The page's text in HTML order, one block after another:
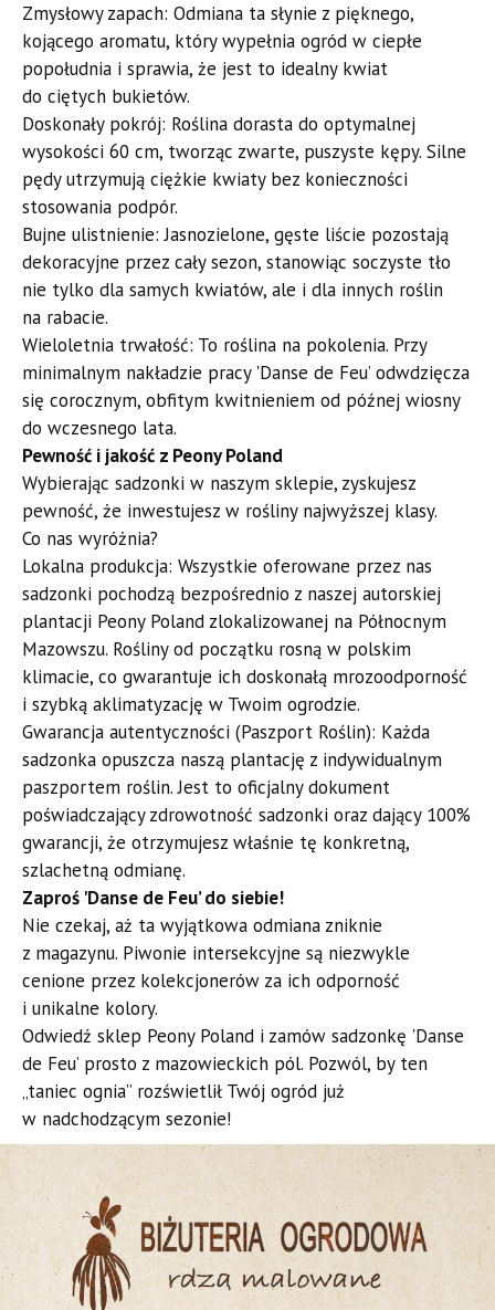
​Zmysłowy zapach: Odmiana ta słynie z pięknego,
kojącego aromatu, który wypełnia ogród w ciepłe
popołudnia i sprawia, że jest to idealny kwiat
do ciętych bukietów.
​Doskonały pokrój: Roślina dorasta do optymalnej
wysokości 60 cm, tworząc zwarte, puszyste kępy. Silne
pędy utrzymują ciężkie kwiaty bez konieczności
stosowania podpór.
​Bujne ulistnienie: Jasnozielone, gęste liście pozostają
dekoracyjne przez cały sezon, stanowiąc soczyste tło
nie tylko dla samych kwiatów, ale i dla innych roślin
na rabacie.
​Wieloletnia trwałość: To roślina na pokolenia. Przy
minimalnym nakładzie pracy 'Danse de Feu’ odwdzięcza
się corocznym, obfitym kwitnieniem od późnej wiosny
do wczesnego lata.
​Pewność i jakość z Peony Poland
​Wybierając sadzonki w naszym sklepie, zyskujesz
pewność, że inwestujesz w rośliny najwyższej klasy.
Co nas wyróżnia?
​Lokalna produkcja: Wszystkie oferowane przez nas
sadzonki pochodzą bezpośrednio z naszej autorskiej
plantacji Peony Poland zlokalizowanej na Północnym
Mazowszu. Rośliny od początku rosną w polskim
klimacie, co gwarantuje ich doskonałą mrozoodporność
i szybką aklimatyzację w Twoim ogrodzie.
​Gwarancja autentyczności (Paszport Roślin): Każda
sadzonka opuszcza naszą plantację z indywidualnym
paszportem roślin. Jest to oficjalny dokument
poświadczający zdrowotność sadzonki oraz dający 100%
gwarancji, że otrzymujesz właśnie tę konkretną,
szlachetną odmianę.
​Zaproś 'Danse de Feu’ do siebie!
​Nie czekaj, aż ta wyjątkowa odmiana zniknie
z magazynu. Piwonie intersekcyjne są niezwykle
cenione przez kolekcjonerów za ich odporność
i unikalne kolory.
​Odwiedź sklep Peony Poland i zamów sadzonkę 'Danse
de Feu’ prosto z mazowieckich pól. Pozwól, by ten
„taniec ognia” rozświetlił Twój ogród już
w nadchodzącym sezonie!